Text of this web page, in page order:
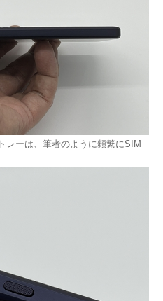
レーは、筆者のように頻繁にSIM